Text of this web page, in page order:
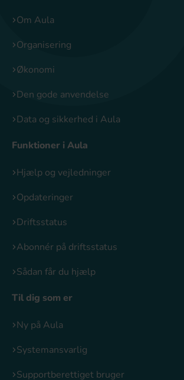
Om Aula
Organisering
Økonomi
Den gode anvendelse
Data og sikkerhed i Aula
Funktioner i Aula
Hjælp og vejledninger
Opdateringer
Driftsstatus
Abonnér på driftsstatus
Sådan får du hjælp
Til dig som er
Ny på Aula
Systemansvarlig
Supportberettiget bruger